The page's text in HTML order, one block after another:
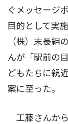
ぐメッセージ
目的として実
（株）末長組
んが「駅前の
どもたちに親
案に至った。
工藤さんか